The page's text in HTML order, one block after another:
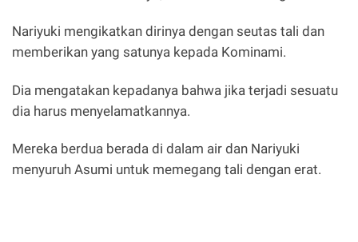
Nariyuki mengikatkan dirinya dengan seutas tali dan
memberikan yang satunya kepada Kominami.
Dia mengatakan kepadanya bahwa jika terjadi sesuatu
dia harus menyelamatkannya.
Mereka berdua berada di dalam air dan Nariyuki
menyuruh Asumi untuk memegang tali dengan erat.